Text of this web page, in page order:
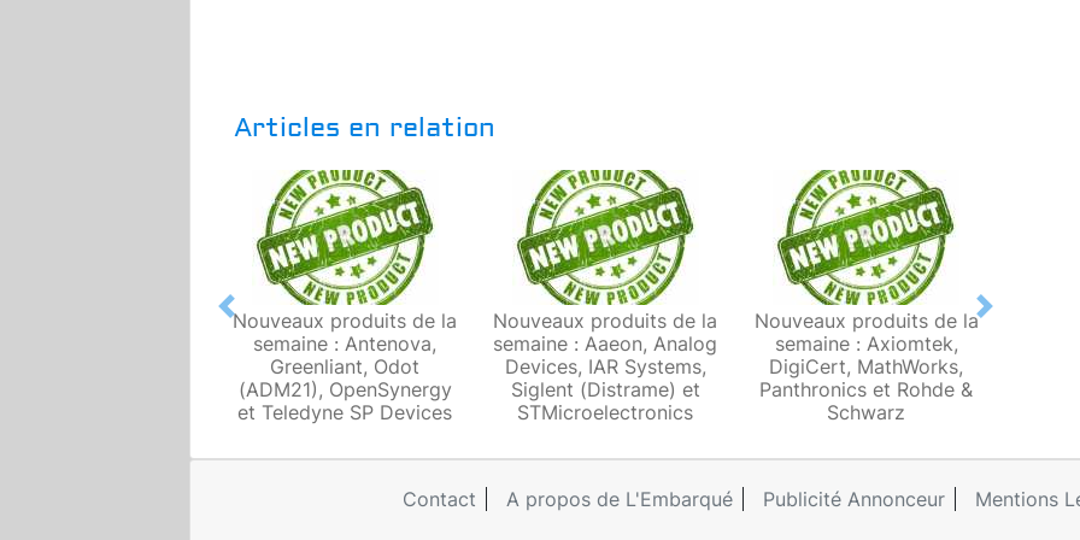
Articles en relation
Nouveaux produits de la
semaine : Antenova,
Greenliant, Odot
(ADM21), OpenSynergy
et Teledyne SP Devices
Nouveaux produits de la
semaine : Aaeon, Analog
Devices, IAR Systems,
Siglent (Distrame) et
STMicroelectronics
Nouveaux produits de la
semaine : Axiomtek,
DigiCert, MathWorks,
Panthronics et Rohde &
Schwarz
Previous Next
Contact A propos de L'Embarqué Publicité Annonceur Mentions